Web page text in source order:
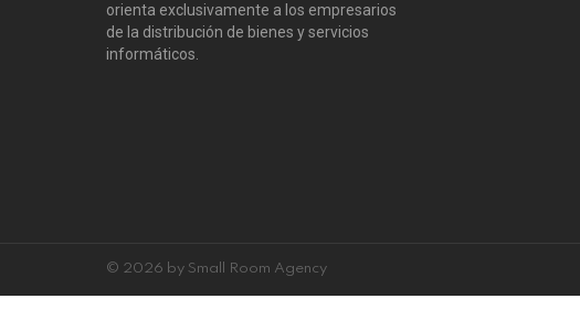
orienta exclusivamente a los empresarios
de la distribución de bienes y servicios
informáticos.
© 2026 by Small Room Agency